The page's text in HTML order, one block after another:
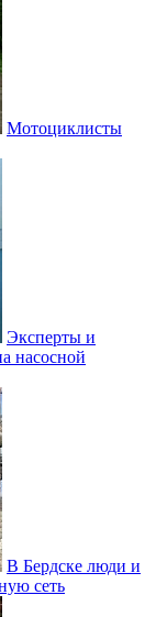
Мотоциклисты
Эксперты и
насосной
В Бердске люди и
сеть